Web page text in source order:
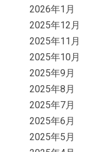
2026年1月
2025年12月
2025年11月
2025年10月
2025年9月
2025年8月
2025年7月
2025年6月
2025年5月